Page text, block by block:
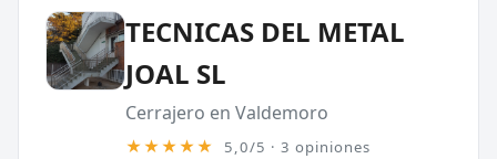
TECNICAS DEL METAL
JOAL SL
Cerrajero en Valdemoro
★★★★★ 5,0/5 · 3 opiniones